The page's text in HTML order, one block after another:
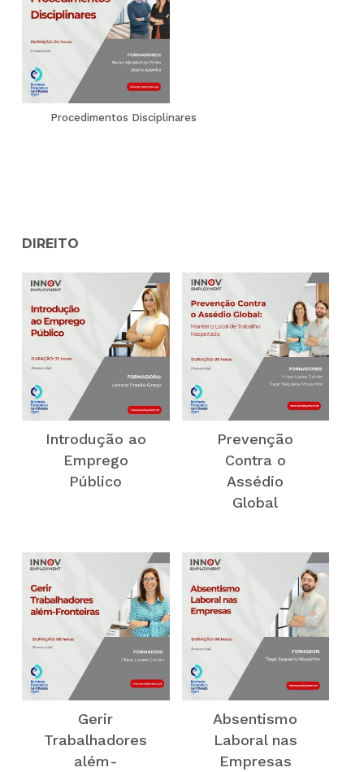
Procedimentos Disciplinares
DIREITO
Introdução ao
Emprego
Público
Prevenção
Contra o
Assédio
Global
Gerir
Trabalhadores
além-
Absentismo
Laboral nas
Empresas